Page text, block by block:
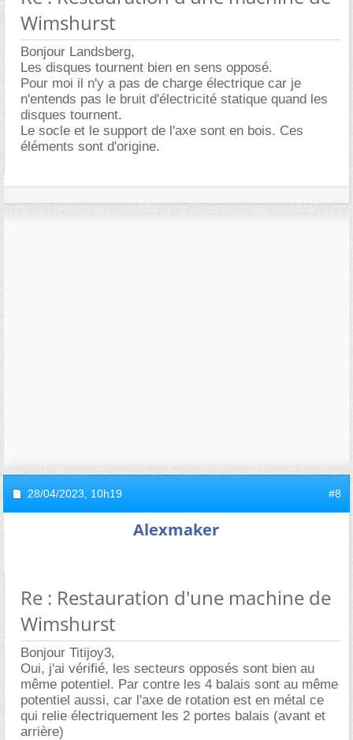
Wimshurst
Bonjour Landsberg,
Les disques tournent bien en sens opposé.
Pour moi il n'y a pas de charge électrique car je
n'entends pas le bruit d'électricité statique quand les
disques tournent.
Le socle et le support de l'axe sont en bois. Ces
éléments sont d'origine.
28/04/2023, 10h19 #8
Alexmaker
Re : Restauration d'une machine de
Wimshurst
Bonjour Titijoy3,
Oui, j'ai vérifié, les secteurs opposés sont bien au
même potentiel. Par contre les 4 balais sont au même
potentiel aussi, car l'axe de rotation est en métal ce
qui relie électriquement les 2 portes balais (avant et
arrière)